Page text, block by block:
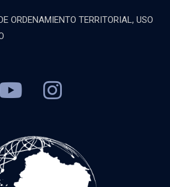
ORDENAMIENTO TERRITORIAL, USO